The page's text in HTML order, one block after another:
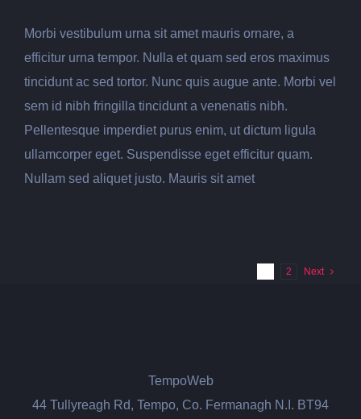
Morbi vestibulum urna sit amet mauris ornare, a
efficitur urna tempor. Nulla et quam sed eros maximus
tincidunt ac sed tortor. Nunc quis augue ante. Morbi vel
sem id nibh fringilla tincidunt a venenatis nibh.
Pellentesque imperdiet purus enim, ut dictum ligula
ullamcorper eget. Suspendisse eget efficitur quam.
Nullam sed aliquet justo. Mauris sit amet
2 Next
TempoWeb
44 Tullyreagh Rd, Tempo, Co. Fermanagh N.I. BT94